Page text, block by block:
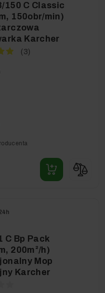
150 C Classic
150obr/min)
Karcher
(3)
C Bp Pack
200m²/h)
Mop
Karcher